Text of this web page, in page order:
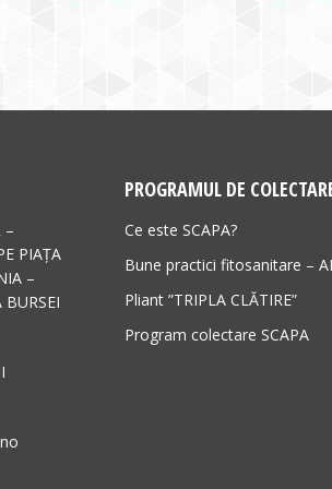
–
PIAȚA
–
PROGRAMUL DE
Ce este SCAPA?
Bune practici fitosanitare –
Pliant ”TRIPLA CLĂTIRE”
Program colectare SCAPA